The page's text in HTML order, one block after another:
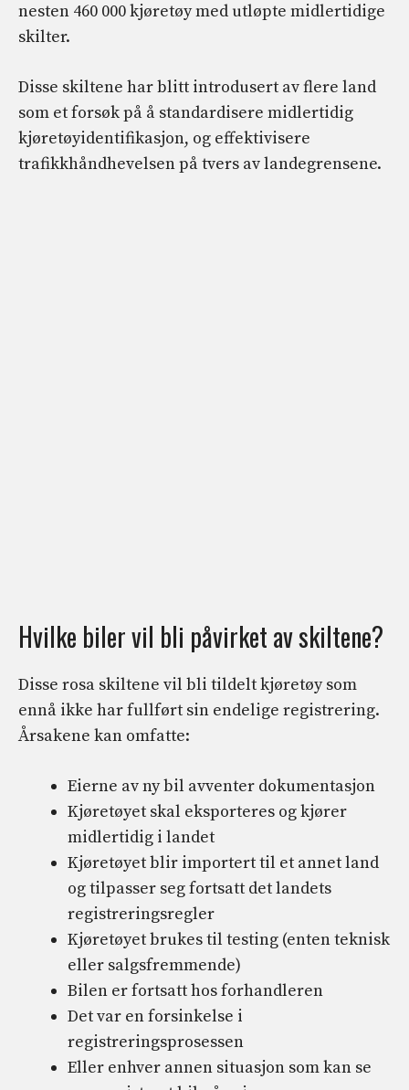
nesten 460 000 kjøretøy med utløpte midlertidige
skilter.
Disse skiltene har blitt introdusert av flere land
som et forsøk på å standardisere midlertidig
kjøretøyidentifikasjon, og effektivisere
trafikkhåndhevelsen på tvers av landegrensene.
Hvilke biler vil bli påvirket av skiltene?
Disse rosa skiltene vil bli tildelt kjøretøy som
ennå ikke har fullført sin endelige registrering.
Årsakene kan omfatte:
Eierne av ny bil avventer dokumentasjon
Kjøretøyet skal eksporteres og kjører
midlertidig i landet
Kjøretøyet blir importert til et annet land
og tilpasser seg fortsatt det landets
registreringsregler
Kjøretøyet brukes til testing (enten teknisk
eller salgsfremmende)
Bilen er fortsatt hos forhandleren
Det var en forsinkelse i
registreringsprosessen
Eller enhver annen situasjon som kan se